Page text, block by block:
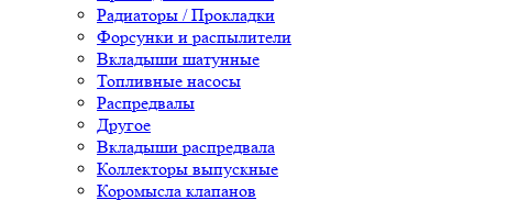
Радиаторы / Прокладки
Форсунки и распылители
Вкладыши шатунные
Топливные насосы
Распредвалы
Другое
Вкладыши распредвала
Коллекторы выпускные
Коромысла клапанов